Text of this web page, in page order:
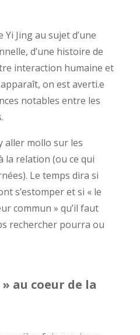
Jing au sujet d’une
d’une histoire de
interaction humaine et
on est averti.e
notables entre les
aller mollo sur les
relation (ou ce qui
Le temps dira si
s’estomper et si « le
commun » qu’il faut
rechercher pourra ou
au coeur de la